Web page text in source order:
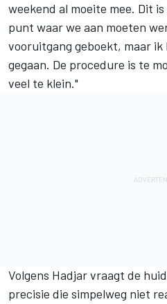
weekend al moeite mee. Dit
punt waar we aan moeten
vooruitgang geboekt, maar
gegaan. De procedure is te
veel te klein."
Volgens Hadjar vraagt de
precisie die simpelweg niet